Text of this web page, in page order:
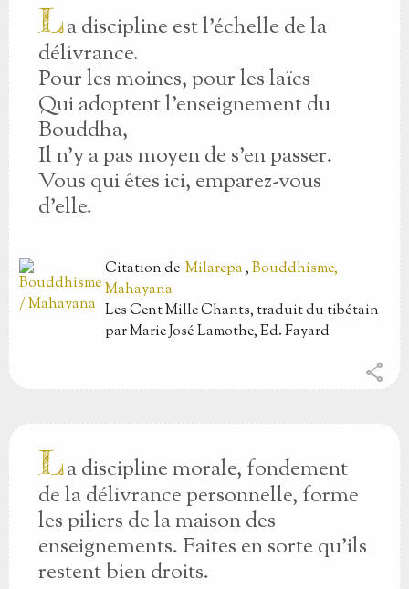
La discipline est l’échelle de la
délivrance.
Pour les moines, pour les laïcs
Qui adoptent l’enseignement du
Bouddha,
Il n’y a pas moyen de s’en passer.
Vous qui êtes ici, emparez-vous
d’elle.
Citationde Milarepa,Bouddhisme,
Mahayana
Les Cent Mille Chants, traduit du tibétain
par Marie José Lamothe, Ed. Fayard
share
La discipline morale, fondement
de la délivrance personnelle, forme
les piliers de la maison des
enseignements. Faites en sorte qu’ils
restent bien droits.